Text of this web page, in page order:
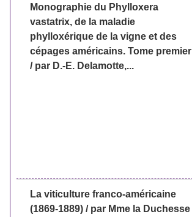
Monographie du Phylloxera
vastatrix, de la maladie
phylloxérique de la vigne et des
cépages américains. Tome premier
/ par D.-E. Delamotte,...
La viticulture franco-américaine
(1869-1889) / par Mme la Duchesse